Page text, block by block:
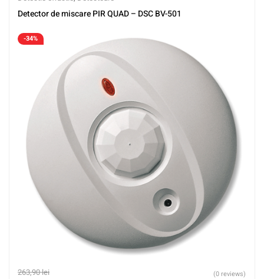
Detector de miscare PIR QUAD – DSC BV-501
-34%
263,90lei (0 reviews)